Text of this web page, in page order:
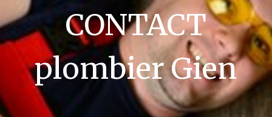
CONTACT
plombier Gien